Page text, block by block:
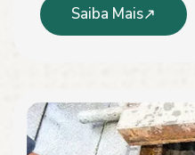
Saiba Mais